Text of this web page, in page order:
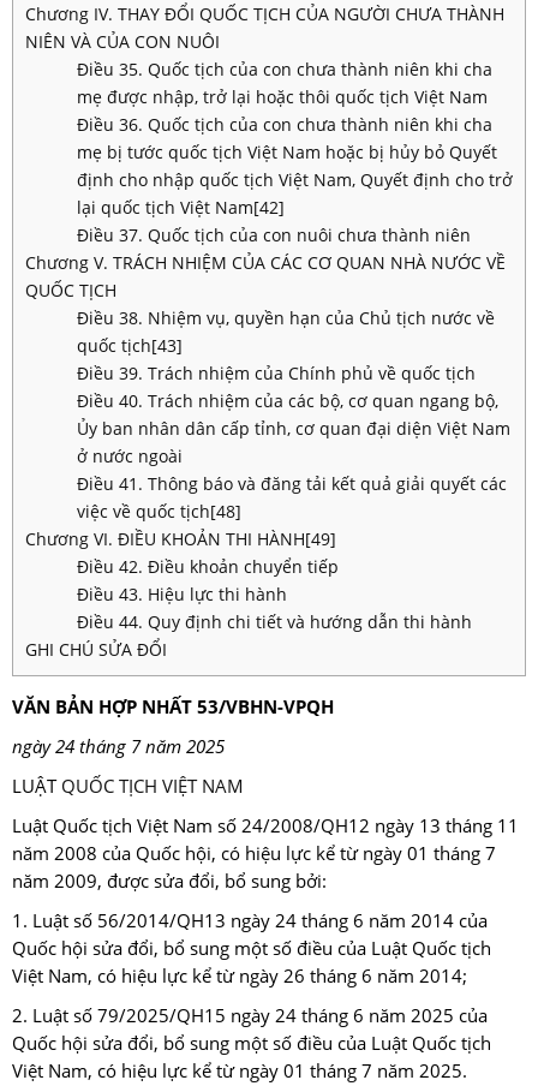
Chương IV. THAY ĐỔI QUỐC TỊCH CỦA NGƯỜI CHƯA THÀNH
NIÊN VÀ CỦA CON NUÔI
Điều 35. Quốc tịch của con chưa thành niên khi cha
mẹ được nhập, trở lại hoặc thôi quốc tịch Việt Nam
Điều 36. Quốc tịch của con chưa thành niên khi cha
mẹ bị tước quốc tịch Việt Nam hoặc bị hủy bỏ Quyết
định cho nhập quốc tịch Việt Nam, Quyết định cho trở
lại quốc tịch Việt Nam[42]
Điều 37. Quốc tịch của con nuôi chưa thành niên
Chương V. TRÁCH NHIỆM CỦA CÁC CƠ QUAN NHÀ NƯỚC VỀ
QUỐC TỊCH
Điều 38. Nhiệm vụ, quyền hạn của Chủ tịch nước về
quốc tịch[43]
Điều 39. Trách nhiệm của Chính phủ về quốc tịch
Điều 40. Trách nhiệm của các bộ, cơ quan ngang bộ,
Ủy ban nhân dân cấp tỉnh, cơ quan đại diện Việt Nam
ở nước ngoài
Điều 41. Thông báo và đăng tải kết quả giải quyết các
việc về quốc tịch[48]
Chương VI. ĐIỀU KHOẢN THI HÀNH[49]
Điều 42. Điều khoản chuyển tiếp
Điều 43. Hiệu lực thi hành
Điều 44. Quy định chi tiết và hướng dẫn thi hành
GHI CHÚ SỬA ĐỔI
VĂN BẢN HỢP NHẤT53/VBHN-VPQH
ngày 24 tháng 7 năm 2025
LUẬTQUỐC TỊCH VIỆT NAM
Luật Quốc tịch Việt Nam số 24/2008/QH12 ngày 13 tháng 11
năm 2008 của Quốc hội, có hiệu lực kể từ ngày 01 tháng 7
năm 2009, được sửa đổi, bổ sung bởi:
1. Luật số 56/2014/QH13 ngày 24 tháng 6 năm 2014 của
Quốc hội sửa đổi, bổ sung một số điều của Luật Quốc tịch
Việt Nam, có hiệu lực kể từ ngày 26 tháng 6 năm 2014;
2. Luật số 79/2025/QH15 ngày 24 tháng 6 năm 2025 của
Quốc hội sửa đổi, bổ sung một số điều của Luật Quốc tịch
Việt Nam, có hiệu lực kể từ ngày 01 tháng 7 năm 2025.